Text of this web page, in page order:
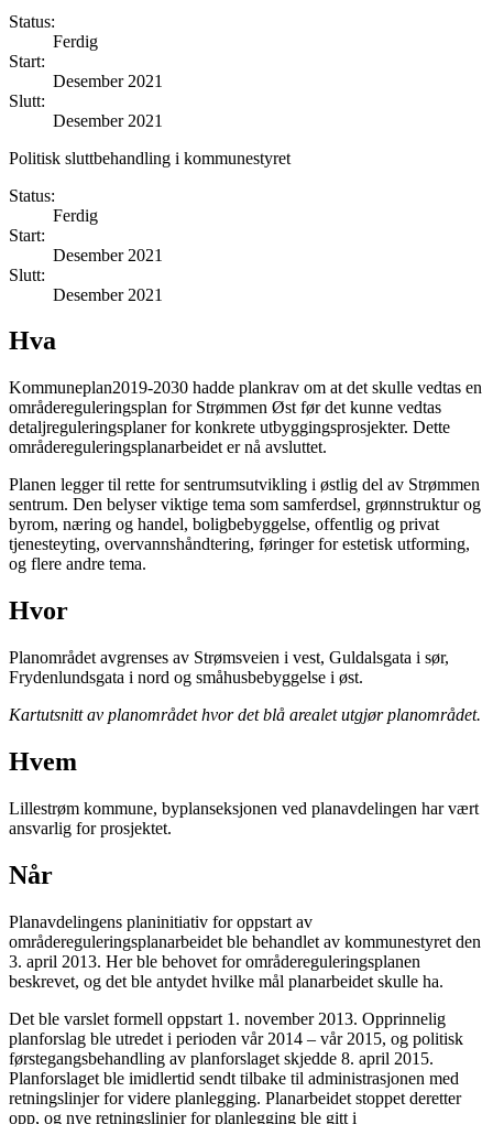
Status:
Ferdig
Start:
Desember 2021
Slutt:
Desember 2021
Politisk sluttbehandling i kommunestyret
Status:
Ferdig
Start:
Desember 2021
Slutt:
Desember 2021
Hva
Kommuneplan2019-2030 hadde plankrav om at det skulle vedtas en
områdereguleringsplan for Strømmen Øst før det kunne vedtas
detaljreguleringsplaner for konkrete utbyggingsprosjekter. Dette
områdereguleringsplanarbeidet er nå avsluttet.
Planen legger til rette for sentrumsutvikling i østlig del av Strømmen
sentrum. Den belyser viktige tema som samferdsel, grønnstruktur og
byrom, næring og handel, boligbebyggelse, offentlig og privat
tjenesteyting, overvannshåndtering, føringer for estetisk utforming,
og flere andre tema.
Hvor
Planområdet avgrenses av Strømsveien i vest, Guldalsgata i sør,
Frydenlundsgata i nord og småhusbebyggelse i øst.
Kartutsnitt av planområdet hvor det blå arealet utgjør planområdet.
Hvem
Lillestrøm kommune, byplanseksjonen ved planavdelingen har vært
ansvarlig for prosjektet.
Når
Planavdelingens planinitiativ for oppstart av
områdereguleringsplanarbeidet ble behandlet av kommunestyret den
3. april 2013. Her ble behovet for områdereguleringsplanen
beskrevet, og det ble antydet hvilke mål planarbeidet skulle ha.
Det ble varslet formell oppstart 1. november 2013. Opprinnelig
planforslag ble utredet i perioden vår 2014 – vår 2015, og politisk
førstegangsbehandling av planforslaget skjedde 8. april 2015.
Planforslaget ble imidlertid sendt tilbake til administrasjonen med
retningslinjer for videre planlegging. Planarbeidet stoppet deretter
opp, og nye retningslinjer for planlegging ble gitt i